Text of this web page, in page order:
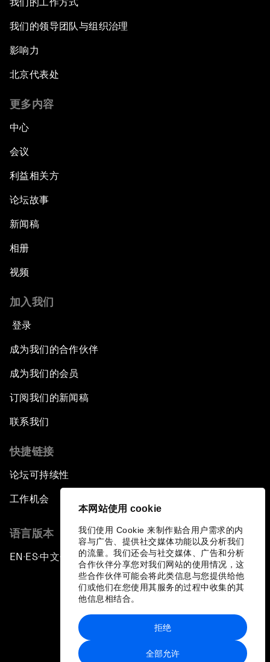
本网站使用 cookie
我们使用 Cookie 来制作贴合用户需求的内
容与广告、提供社交媒体功能以及分析我们
的流量。我们还会与社交媒体、广告和分析
合作伙伴分享您对我们网站的使用情况，这
些合作伙伴可能会将此类信息与您提供给他
们或他们在您使用其服务的过程中收集的其
他信息相结合。
全部允许
拒绝
我们的工作方式
我们的领导团队与组织治理
影响力
北京代表处
更多内容
中心
会议
利益相关方
论坛故事
新闻稿
相册
视频
加入我们
登录
成为我们的合作伙伴
成为我们的会员
订阅我们的新闻稿
联系我们
快捷链接
论坛可持续性
工作机会
语言版本
EN ▪ ES▪中文▪ 日本語